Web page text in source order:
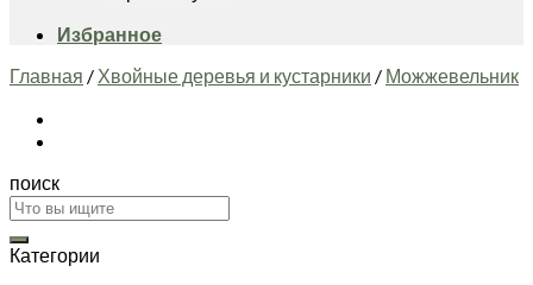
Избранное
Главная / Хвойные деревья и кустарники / Можжевельник
поиск
Искать:
Категории